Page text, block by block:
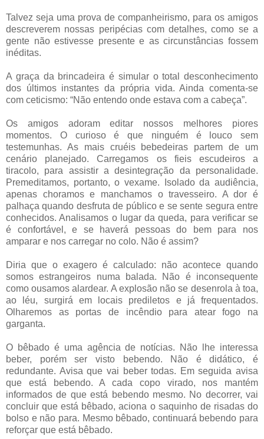
Talvez seja uma prova de companheirismo, para os amigos
descreverem nossas peripécias com detalhes, como se a
gente não estivesse presente e as circunstâncias fossem
inéditas.
A graça da brincadeira é simular o total desconhecimento
dos últimos instantes da própria vida. Ainda comenta-se
com ceticismo: “Não entendo onde estava com a cabeça”.
Os amigos adoram editar nossos melhores piores
momentos. O curioso é que ninguém é louco sem
testemunhas. As mais cruéis bebedeiras partem de um
cenário planejado. Carregamos os fieis escudeiros a
tiracolo, para assistir a desintegração da personalidade.
Premeditamos, portanto, o vexame. Isolado da audiência,
apenas choramos e manchamos o travesseiro. A dor é
palhaça quando desfruta de público e se sente segura entre
conhecidos. Analisamos o lugar da queda, para verificar se
é confortável, e se haverá pessoas do bem para nos
amparar e nos carregar no colo. Não é assim?
Diria que o exagero é calculado: não acontece quando
somos estrangeiros numa balada. Não é inconsequente
como ousamos alardear. A explosão não se desenrola à toa,
ao léu, surgirá em locais prediletos e já frequentados.
Olharemos as portas de incêndio para atear fogo na
garganta.
O bêbado é uma agência de notícias. Não lhe interessa
beber, porém ser visto bebendo. Não é didático, é
redundante. Avisa que vai beber todas. Em seguida avisa
que está bebendo. A cada copo virado, nos mantém
informados de que está bebendo mesmo. No decorrer, vai
concluir que está bêbado, aciona o saquinho de risadas do
bolso e não para. Mesmo bêbado, continuará bebendo para
reforçar que está bêbado.